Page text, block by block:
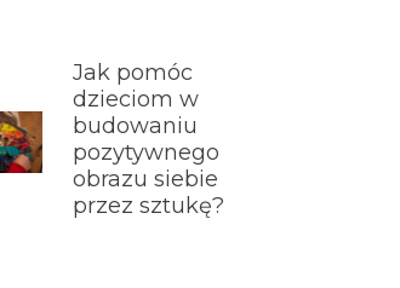
Jak pomóc
dzieciom w
budowaniu
pozytywnego
obrazu siebie
przez sztukę?